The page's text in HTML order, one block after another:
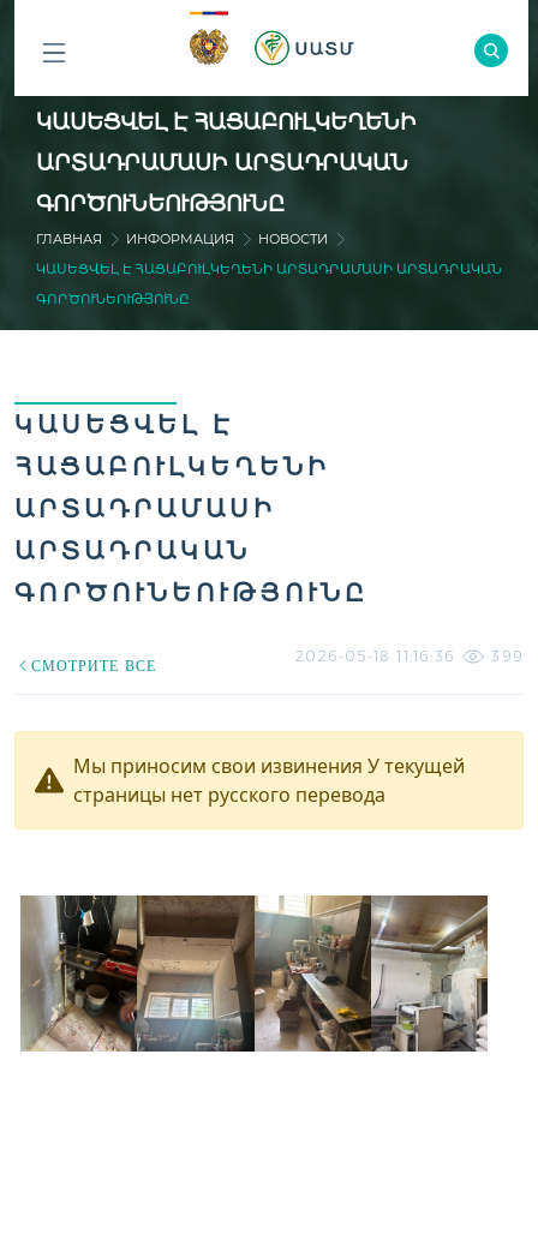
ԲՈԼՈՐ
ԲԱԺԻՆՆԵՐԸ
ԿԱՍԵՑՎԵԼ Է ՀԱՑԱԲՈՒԼԿԵՂԵՆԻ
ԱՐՏԱԴՐԱՄԱՍԻ ԱՐՏԱԴՐԱԿԱՆ
ԳՈՐԾՈՒՆԵՈՒԹՅՈՒՆԸ
ГЛАВНАЯ ИНФОРМАЦИЯ
НОВОСТИ
ԿԱՍԵՑՎԵԼ Է ՀԱՑԱԲՈՒԼԿԵՂԵՆԻ ԱՐՏԱԴՐԱՄԱՍԻ ԱՐՏԱԴՐԱԿԱՆ
ԳՈՐԾՈՒՆԵՈՒԹՅՈՒՆԸ
ԿԱՍԵՑՎԵԼ Է
ՀԱՑԱԲՈՒԼԿԵՂԵՆԻ
ԱՐՏԱԴՐԱՄԱՍԻ
ԱՐՏԱԴՐԱԿԱՆ
ԳՈՐԾՈՒՆԵՈՒԹՅՈՒՆԸ
СМОТРИТЕ ВСЕ
2026-05-18 11:16:36 399
Мы приносим свои извинения У текущей
страницы нет русского перевода